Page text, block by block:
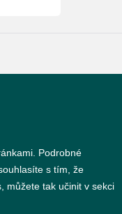
Podrobné
s tím, že
můžete tak učinit v sekci